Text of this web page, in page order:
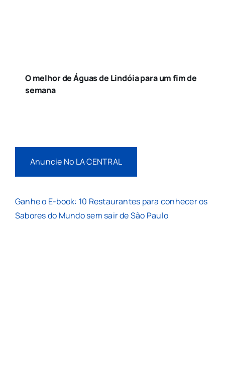
O melhor de Águas de Lindóia para um fim de
semana
Anuncie No LA CENTRAL
Ganhe o E-book: 10 Restaurantes para conhecer os
Sabores do Mundo sem sair de São Paulo